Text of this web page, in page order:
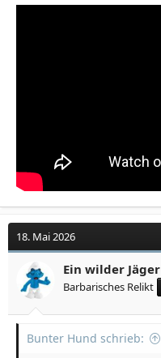
18. Mai 2026
Ein wilder Jäger
Barbarisches Relikt
Bunter Hund schrieb: